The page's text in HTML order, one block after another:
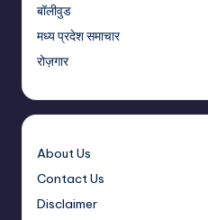
बॉलीवुड
मध्य प्रदेश समाचार
रोज़गार
About Us
Contact Us
Disclaimer